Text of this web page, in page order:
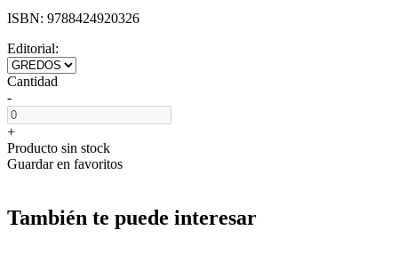
ISBN: 9788424920326
Editorial:
Cantidad
-
+
Producto sin stock
Guardar en favoritos
También te puede interesar